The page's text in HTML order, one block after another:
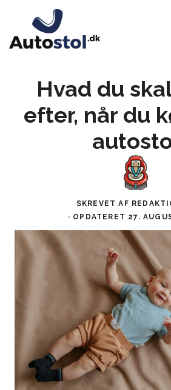
indhold
Autostolguiden
Test af Autostole
+500 AUTOSTOLE TESTE
Tag testen
Hvad du
efter, når du
SKREVET AF
· OPDATERET 27.